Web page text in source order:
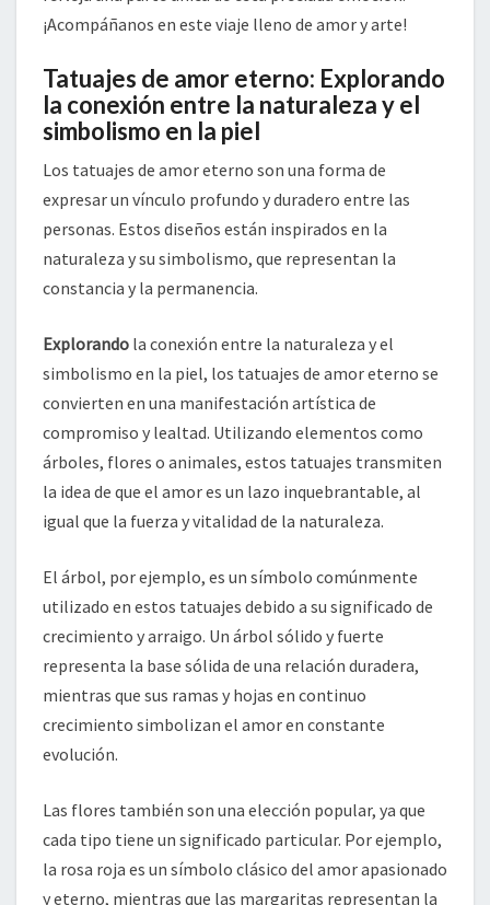
¡Acompáñanos en este viaje lleno de amor y arte!
Tatuajes de amor eterno: Explorando
la conexión entre la naturaleza y el
simbolismo en la piel
Los tatuajes de amor eterno son una forma de
expresar un vínculo profundo y duradero entre las
personas. Estos diseños están inspirados en la
naturaleza y su simbolismo, que representan la
constancia y la permanencia.
Explorando la conexión entre la naturaleza y el
simbolismo en la piel, los tatuajes de amor eterno se
convierten en una manifestación artística de
compromiso y lealtad. Utilizando elementos como
árboles, flores o animales, estos tatuajes transmiten
la idea de que el amor es un lazo inquebrantable, al
igual que la fuerza y vitalidad de la naturaleza.
El árbol, por ejemplo, es un símbolo comúnmente
utilizado en estos tatuajes debido a su significado de
crecimiento y arraigo. Un árbol sólido y fuerte
representa la base sólida de una relación duradera,
mientras que sus ramas y hojas en continuo
crecimiento simbolizan el amor en constante
evolución.
Las flores también son una elección popular, ya que
cada tipo tiene un significado particular. Por ejemplo,
la rosa roja es un símbolo clásico del amor apasionado
y eterno, mientras que las margaritas representan la